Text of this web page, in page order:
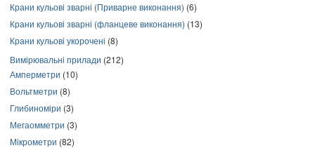
Крани кульові зварні (Приварне виконання) (6)
Крани кульові зварні (фланцеве виконання) (13)
Крани кульові укорочені (8)
Вимірювальні прилади (212)
Амперметри (10)
Вольтметри (8)
Глибиноміри (3)
Мегаомметри (3)
Мікрометри (82)